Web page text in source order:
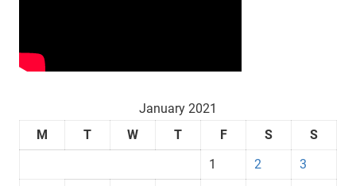
January 2021
M
T W T F S
S
1
2
3